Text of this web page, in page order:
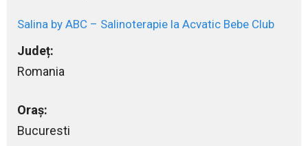
Salina by ABC – Salinoterapie la Acvatic Bebe Club
Județ:
Romania
Oraș:
Bucuresti